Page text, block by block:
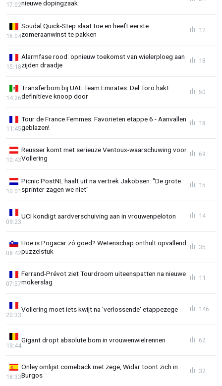
nieuwe dopingzaak
17:02
Soudal Quick-Step slaat toe en heeft eerste
zomeraanwinst te pakken
16:04
12
Alarmfase rood: opnieuw toekomst van wielerploeg aan
zijden draadje
15:18
18
Transferbom bij UAE Team Emirates: Del Toro hakt
definitieve knoop door
14:26
50
Tour de France Femmes: Favorieten etappe 6 - Aanvallen
geblazen!
11:45
18
Reusser komt met serieuze Ventoux-waarschuwing voor
Vollering
10:43
69
Picnic PostNL haalt uit na vertrek Jakobsen: "De grote
sprinter zagen we niet"
10:01
15
UCI kondigt aardverschuiving aan in vrouwenpeloton
09:23
14
Hoe is Pogacar zó goed? Wetenschap onthult opvallend
puzzelstuk
08:42
35
Ferrand-Prévot ziet Tourdroom uiteenspatten na nieuwe
mokerslag
07:57
11
Vollering moet iets kwijt na 'verlossende' etappezege
20:33
146
Gigant dropt absolute bom in vrouwenwielrennen
19:44
62
Onley omlijst comeback met zege, Widar toont zich in
Burgos
18:33
32